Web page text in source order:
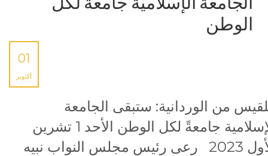
الوطن
01
أكتوبر
من الوردانية: ستبقى الجامعة
الإسلامية جامعةً لكل الوطن الأحد 1 تشرين
الأول 2023 رعى رئيس مجلس النواب نبيه